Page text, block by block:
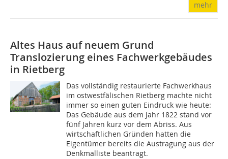
mehr
Altes Haus auf neuem Grund
Translozierung eines Fachwerkgebäudes
in Rietberg
Das vollständig restaurierte Fachwerkhaus
im ostwestfälischen Rietberg machte nicht
immer so einen guten Eindruck wie heute:
Das Gebäude aus dem Jahr 1822 stand vor
fünf Jahren kurz vor dem Abriss. Aus
wirtschaftlichen Gründen hatten die
Eigentümer bereits die Austragung aus der
Denkmalliste beantragt.